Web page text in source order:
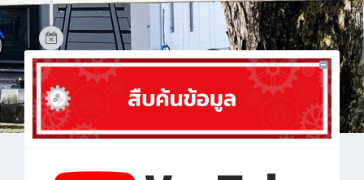
ทั้งหมด